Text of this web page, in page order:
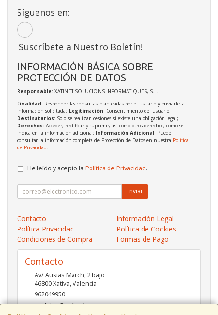
Síguenos en:
¡Suscríbete a Nuestro Boletín!
INFORMACIÓN BÁSICA SOBRE
PROTECCIÓN DE DATOS
Responsable: XATINET SOLUCIONS INFORMATIQUES, S.L.
Finalidad: Responder las consultas planteadas por el usuario y enviarle la
información solicitada; Legitimación: Consentimiento del usuario;
Destinatarios: Solo se realizan cesiones si existe una obligación legal;
Derechos: Acceder, rectificar y suprimir, así como otros derechos, como se
indica en la información adicional; Información Adicional: Puede
consultar la información completa de Protección de Datos en nuestra Política
de Privacidad.
He leído y acepto la Política de Privacidad.
Enviar
Contacto
Información Legal
Política Privacidad
Política de Cookies
Condiciones de Compra
Formas de Pago
Contacto
Av/ Ausias March, 2 bajo
46800Xativa,Valencia
962049950
pedidos@xatinet.com